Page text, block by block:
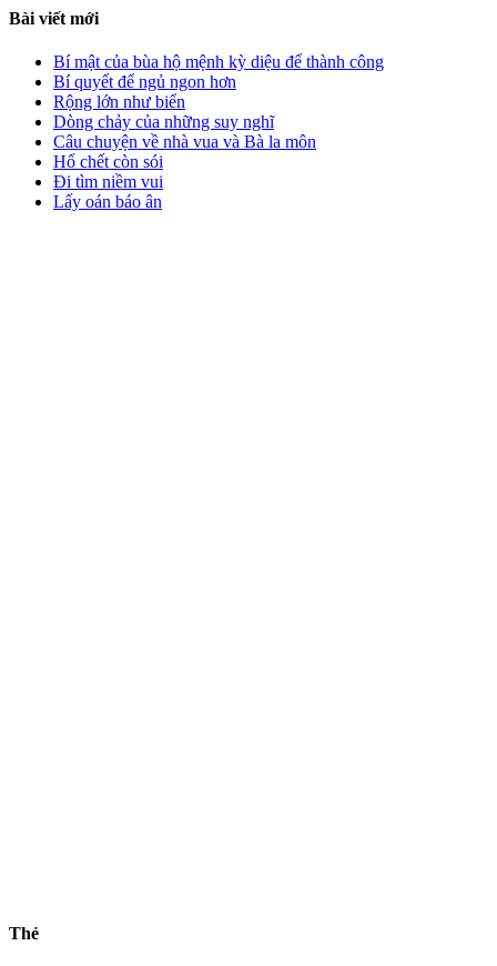
Bài viết mới
Bí mật của bùa hộ mệnh kỳ diệu để thành công
Bí quyết để ngủ ngon hơn
Rộng lớn như biển
Dòng chảy của những suy nghĩ
Câu chuyện về nhà vua và Bà la môn
Hổ chết còn sói
Đi tìm niềm vui
Lấy oán báo ân
Thẻ